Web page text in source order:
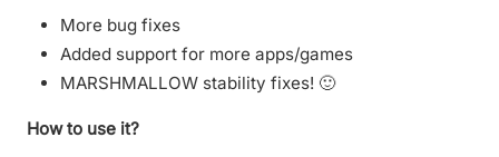
More bug fixes
Added support for more apps/games
MARSHMALLOW stability fixes! 🙂
How to use it?